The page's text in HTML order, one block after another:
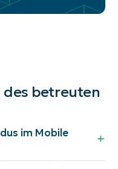
des betreuten
im Mobile